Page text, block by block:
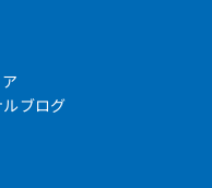
ブログ